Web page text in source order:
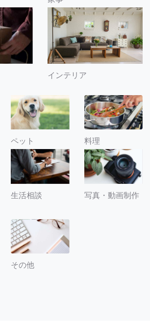
インテリア
ペット 料理
生活相談 写真・動画制作
その他